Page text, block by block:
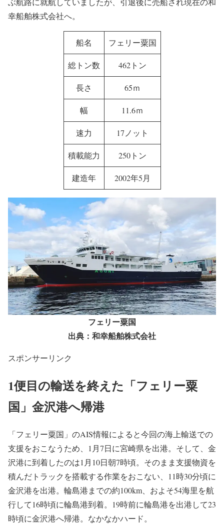
幸船舶株式会社へ。
船名 フェリー粟国
総トン数 462トン
長さ 65ｍ
幅 11.6ｍ
速力 17ノット
積載能力 250トン
建造年 2002年5月
フェリー粟国
出典：和幸船舶株式会社
スポンサーリンク
1便目の輸送を終えた「フェリー粟
国」金沢港へ帰港
「フェリー粟国」のAIS情報によると今回の海上輸送での
支援をおこなうため、1月7日に宮崎県を出港。そして、金
沢港に到着したのは1月10日朝7時頃。そのまま支援物資を
積んだトラックを搭載する作業をおこない、11時30分頃に
金沢港を出港。輪島港までの約100km、およそ54海里を航
行して16時頃に輪島港到着。19時前に輪島港を出港して23
時頃に金沢港へ帰港。なかなかハード。